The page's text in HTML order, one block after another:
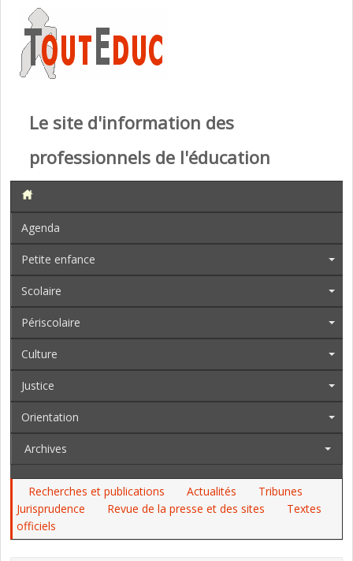
Le site d'information des
professionnels de l'éducation
Agenda
Petite enfance
Scolaire
Périscolaire
Culture
Justice
Orientation
Archives
Recherches et publications Actualités
Tribunes
Jurisprudence
Revue de la presse et des sites
Textes
officiels